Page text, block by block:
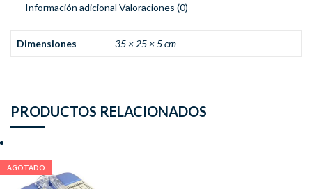
Información adicional Valoraciones (0)
Dimensiones 35 × 25 × 5 cm
PRODUCTOS RELACIONADOS
AGOTADO